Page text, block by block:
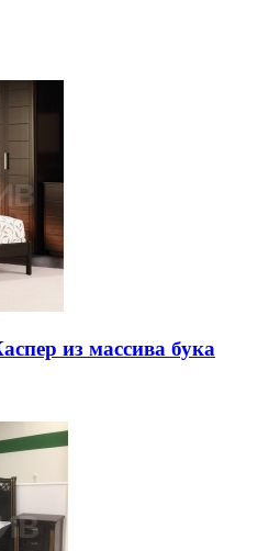
из массива бука